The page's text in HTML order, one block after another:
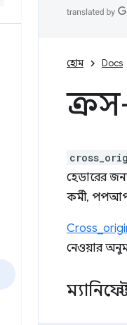
হোম Docs
হেডারের
কর্মী, পপআপ,
নেওয়ার